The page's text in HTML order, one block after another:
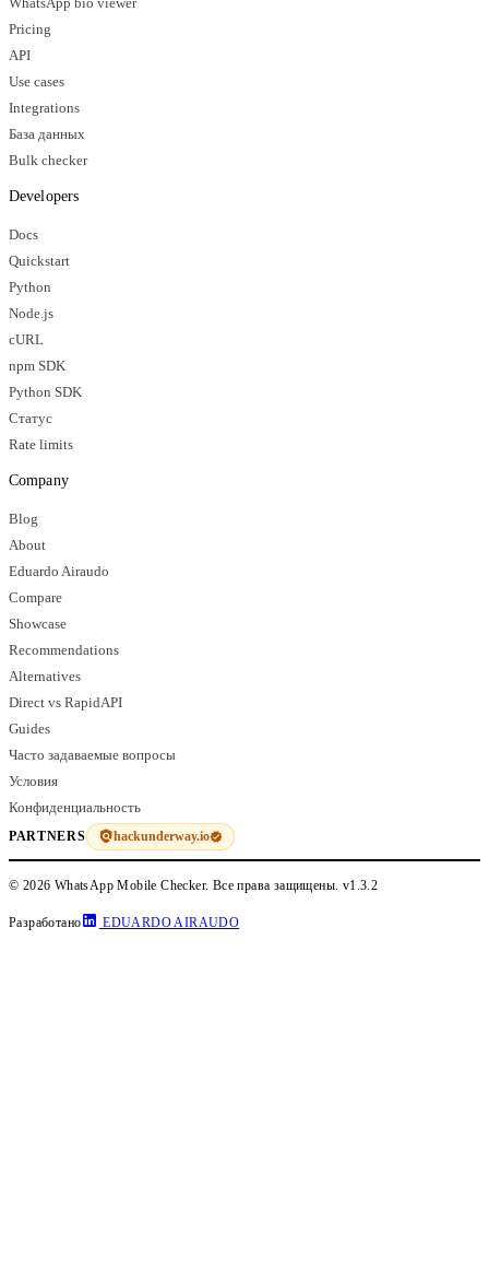
Pricing
API
Use cases
Integrations
База данных
Bulk checker
Developers
Docs
Quickstart
Python
Node.js
cURL
npm SDK
Python SDK
Статус
Rate limits
Company
Blog
About
Eduardo Airaudo
Compare
Showcase
Recommendations
Alternatives
Direct vs RapidAPI
Guides
Часто задаваемые вопросы
Условия
Конфиденциальность
PARTNERS hackunderway.io
© 2026 WhatsApp Mobile Checker. Все права защищены. v1.3.2
Разработано EDUARDO AIRAUDO